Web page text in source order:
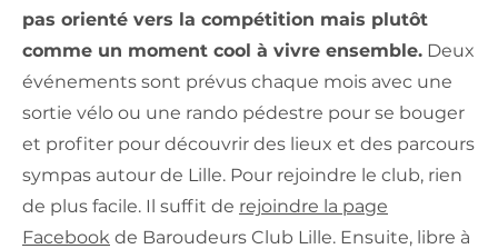
pas orienté vers la compétition mais plutôt
comme un moment cool à vivre ensemble. Deux
événements sont prévus chaque mois avec une
sortie vélo ou une rando pédestre pour se bouger
et profiter pour découvrir des lieux et des parcours
sympas autour de Lille. Pour rejoindre le club, rien
de plus facile. Il suffit de rejoindre la page
Facebook de Baroudeurs Club Lille. Ensuite, libre à